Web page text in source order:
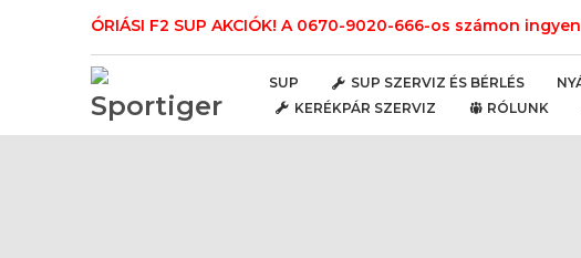
ÓRIÁSI F2 SUP AKCIÓK! A 0670-9020-666-os számon
SUP SUP SZERVIZ ÉS BÉRLÉS
KERÉKPÁR SZERVIZ
RÓLUNK